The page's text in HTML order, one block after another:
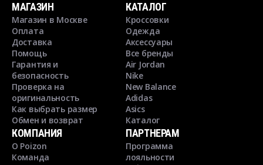
МАГАЗИН
Магазин в Москве
Оплата
Доставка
Помощь
Гарантия и
безопасность
Проверка на
оригинальность
Как выбрать размер
Обмен и возврат
КАТАЛОГ
Кроссовки
Одежда
Аксессуары
Все бренды
Air Jordan
Nike
New Balance
Adidas
Asics
Каталог
КОМПАНИЯ
О Poizon
Команда
ПАРТНЕРАМ
Программа
лояльности